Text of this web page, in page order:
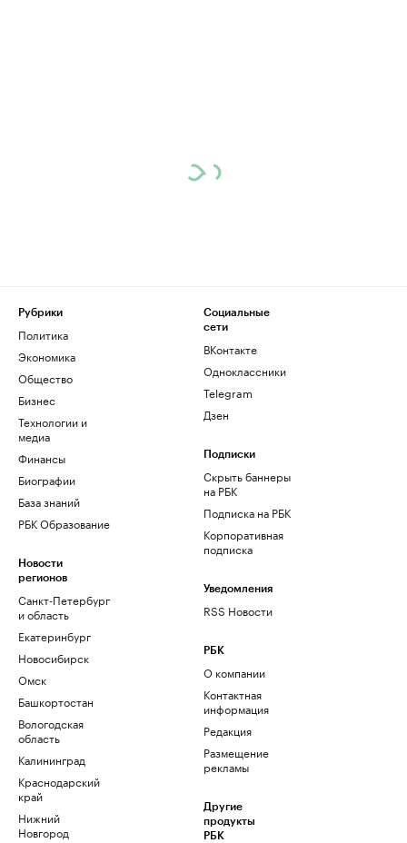
Рубрики
Политика
Экономика
Общество
Бизнес
Технологии и
медиа
Финансы
Биографии
База знаний
РБК Образование
Новости
регионов
Санкт-Петербург
и область
Екатеринбург
Новосибирск
Омск
Башкортостан
Вологодская
область
Калининград
Краснодарский
край
Нижний
Новгород
Социальные
сети
ВКонтакте
Одноклассники
Telegram
Дзен
Подписки
Скрыть баннеры
на РБК
Подписка на РБК
Корпоративная
подписка
Уведомления
RSS Новости
РБК
О компании
Контактная
информация
Редакция
Размещение
рекламы
Другие
продукты
РБК